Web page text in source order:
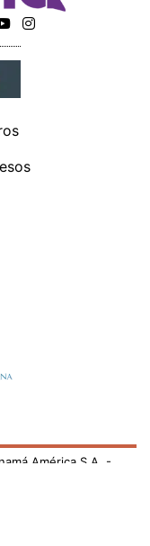
América S.A. -